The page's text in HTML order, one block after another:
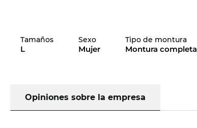
Tamaños
L
Sexo
Mujer
Tipo de montura
Montura completa
Opiniones sobre la empresa